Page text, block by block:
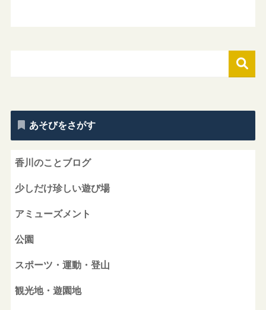
あそびをさがす
香川のことブログ
少しだけ珍しい遊び場
アミューズメント
公園
スポーツ・運動・登山
観光地・遊園地